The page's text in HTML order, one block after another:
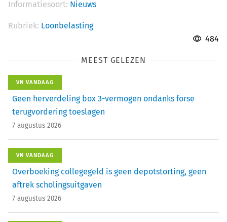
Informatiesoort: Nieuws
Rubriek: Loonbelasting
484
MEEST GELEZEN
VN VANDAAG
Geen herverdeling box 3-vermogen ondanks forse
terugvordering toeslagen
7 augustus 2026
VN VANDAAG
Overboeking collegegeld is geen depotstorting, geen
aftrek scholingsuitgaven
7 augustus 2026